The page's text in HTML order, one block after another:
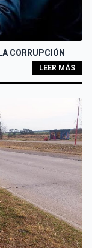
CORRUPCIÓN
LEER MÁS